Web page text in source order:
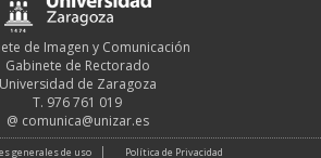
de Imagen y Comunicación
Gabinete de Rectorado
Universidad de Zaragoza
T. 976 761 019
@ comunica@unizar.es
generales de uso Política de Privacidad